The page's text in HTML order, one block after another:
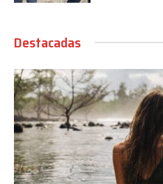
Destacadas